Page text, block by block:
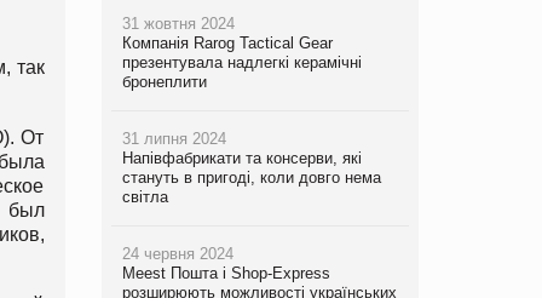
так
От
был
31 жовтня 2024
Компанія Rarog Tactical Gear
презентувала надлегкі керамічні
бронеплити
31 липня 2024
Напівфабрикати та консерви, які
стануть в пригоді, коли довго нема
світла
24 червня 2024
Meest Пошта і Shop-Express
розширюють можливості українських